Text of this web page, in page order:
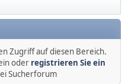
Zugriff auf diesen Bereich.
oder registrieren Sie ein
Sucherforum